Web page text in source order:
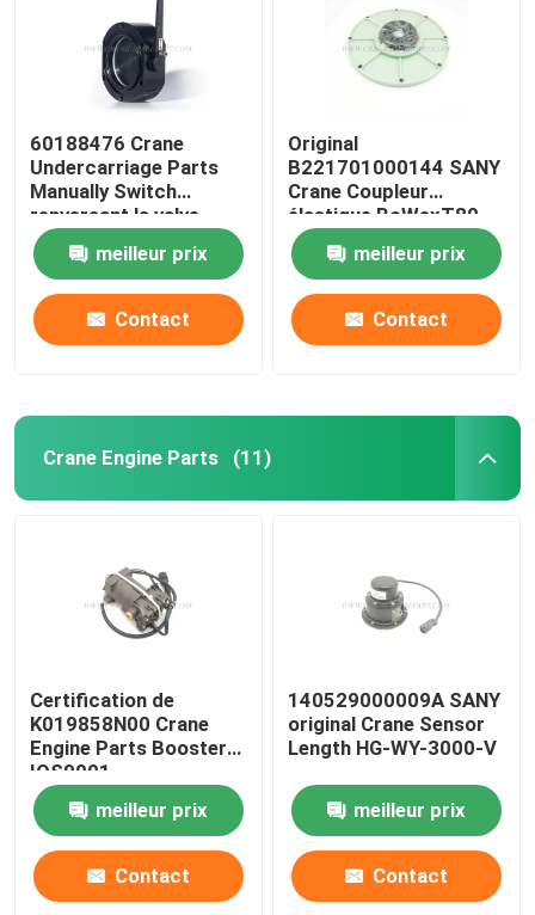
60188476 Crane
Undercarriage Parts
Manually Switch
renversant la valve
pour SANY JZF80FD
meilleur prix
Contact
Original
B221701000144 SANY
Crane Coupleur
élastique BoWexT80-
11.5
meilleur prix
Contact
Crane Engine Parts (11)
Certification de
K019858N00 Crane
Engine Parts Booster
IOS9001
meilleur prix
Contact
140529000009A SANY
original Crane Sensor
Length HG-WY-3000-V
meilleur prix
Contact